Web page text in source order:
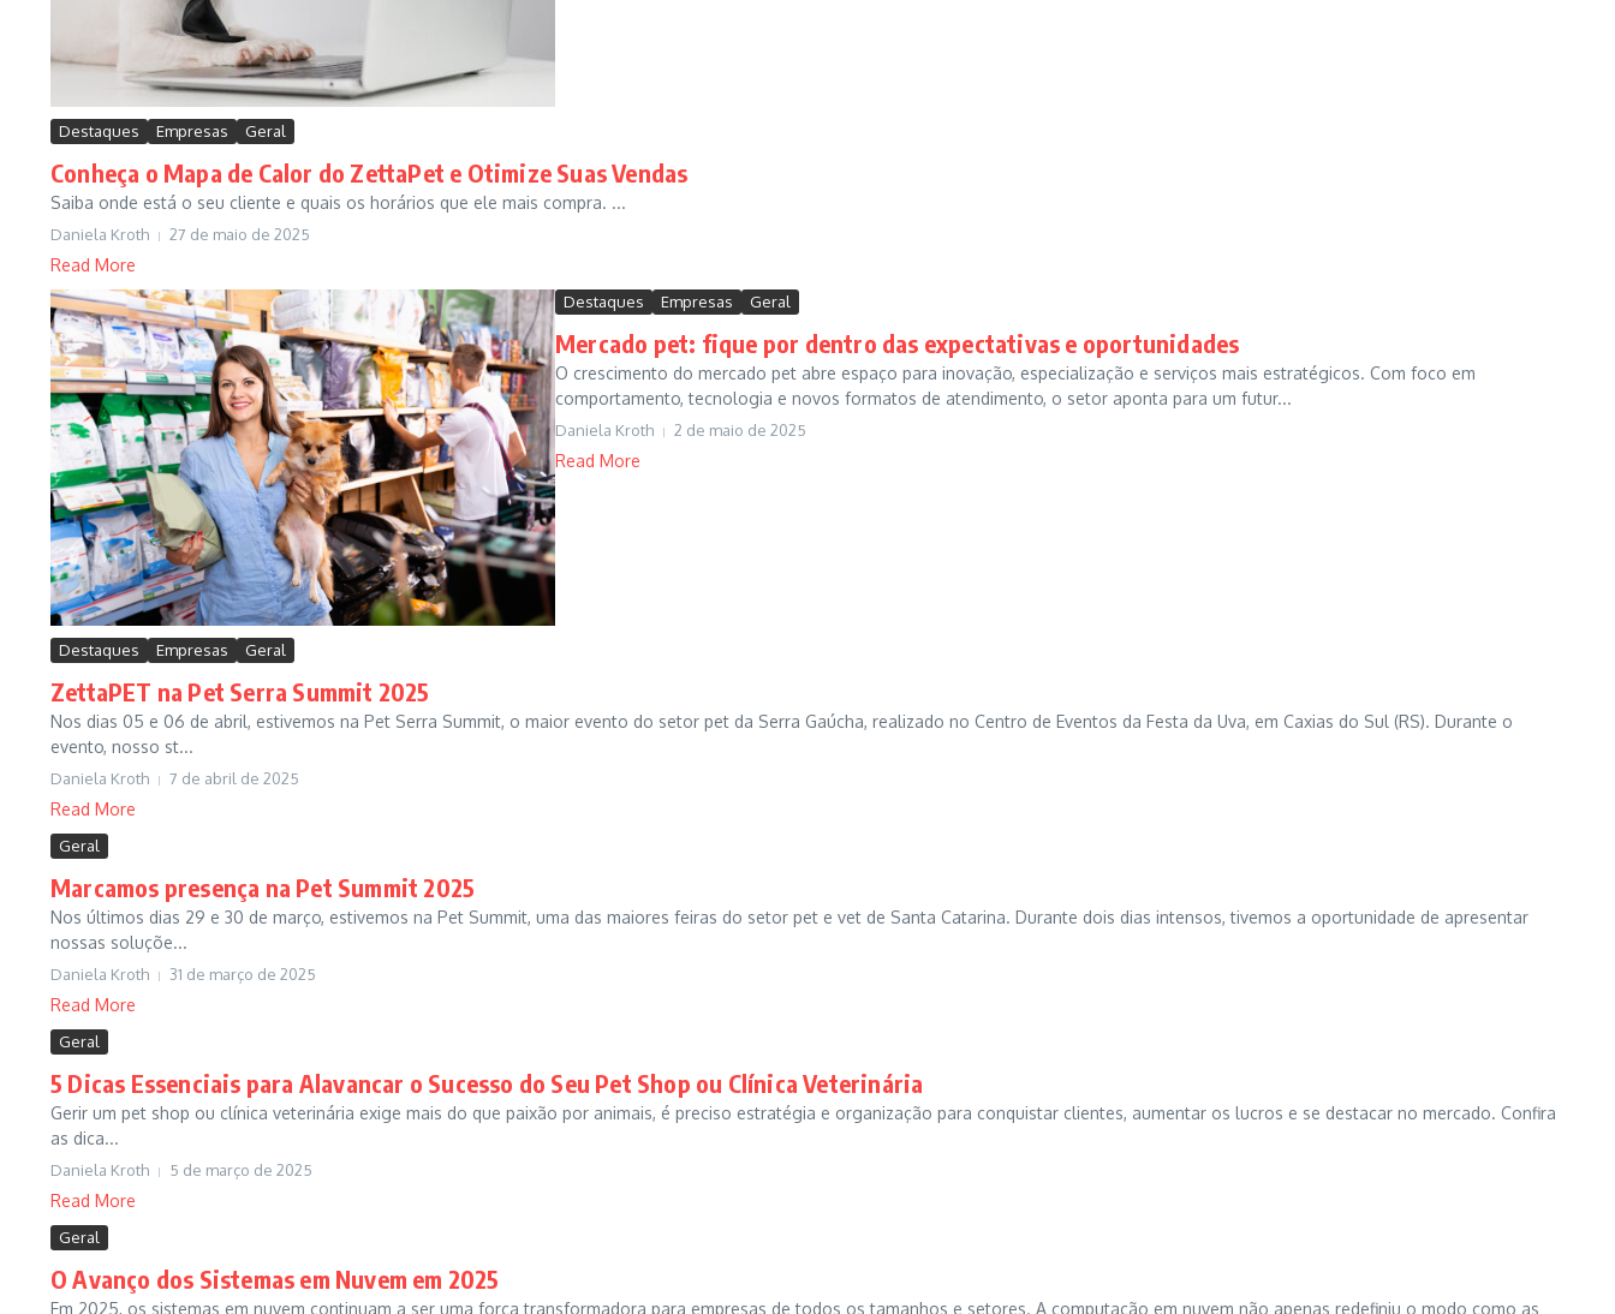
Destaques Empresas Geral
Conheça o Mapa de Calor do ZettaPet e Otimize Suas Vendas
Saiba onde está o seu cliente e quais os horários que ele mais compra. ...
Daniela Kroth 27 de maio de 2025
Read More
Destaques Empresas Geral
Mercado pet: fique por dentro das expectativas e oportunidades
O crescimento do mercado pet abre espaço para inovação, especialização e serviços mais estratégicos. Com foco em
comportamento, tecnologia e novos formatos de atendimento, o setor aponta para um futur...
Daniela Kroth 2 de maio de 2025
Read More
Destaques Empresas Geral
ZettaPET na Pet Serra Summit 2025
Nos dias 05 e 06 de abril, estivemos na Pet Serra Summit, o maior evento do setor pet da Serra Gaúcha, realizado no Centro de Eventos da Festa da Uva, em Caxias do Sul (RS). Durante o
evento, nosso st...
Daniela Kroth 7 de abril de 2025
Read More
Geral
Marcamos presença na Pet Summit 2025
Nos últimos dias 29 e 30 de março, estivemos na Pet Summit, uma das maiores feiras do setor pet e vet de Santa Catarina. Durante dois dias intensos, tivemos a oportunidade de apresentar
nossas soluçõe...
Daniela Kroth 31 de março de 2025
Read More
Geral
5 Dicas Essenciais para Alavancar o Sucesso do Seu Pet Shop ou Clínica Veterinária
Gerir um pet shop ou clínica veterinária exige mais do que paixão por animais, é preciso estratégia e organização para conquistar clientes, aumentar os lucros e se destacar no mercado. Confira
as dica...
Daniela Kroth 5 de março de 2025
Read More
Geral
O Avanço dos Sistemas em Nuvem em 2025
Em 2025, os sistemas em nuvem continuam a ser uma força transformadora para empresas de todos os tamanhos e setores. A computação em nuvem não apenas redefiniu o modo como as